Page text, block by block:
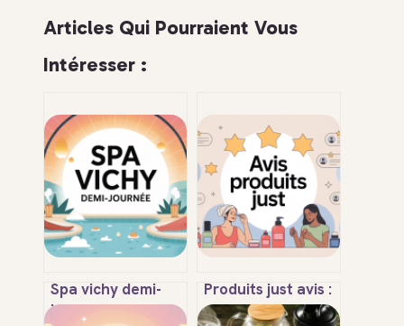
Articles Qui Pourraient Vous
Intéresser :
Spa vichy demi-
journée : tarifs,
Produits just avis :
ce qu’il faut